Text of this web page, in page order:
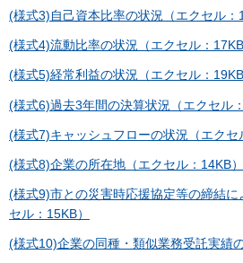
(様式3)自己資本比率の状況（エクセル：
(様式4)流動比率の状況（エクセル：17KB
(様式5)経常利益の状況（エクセル：19KB
(様式6)過去3年間の決算状況（エクセル：
(様式7)キャッシュフローの状況（エクセ
(様式8)企業の所在地（エクセル：14KB）
(様式9)市との災害時応援協定等の締結に
セル：15KB）
(様式10)企業の同種・類似業務受託実績